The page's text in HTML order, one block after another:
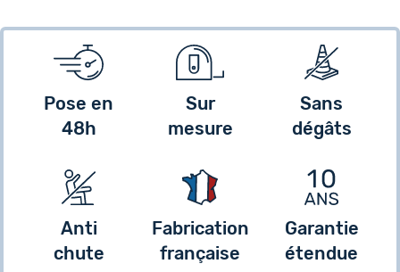
Pose en
48h
Sur
mesure
Sans
dégâts
Anti
chute
Fabrication
française
Garantie
étendue